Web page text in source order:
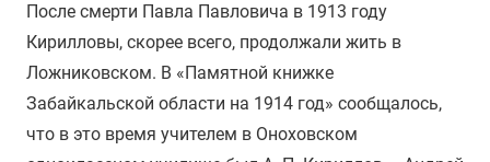
После смерти Павла Павловича в 1913 году
Кирилловы, скорее всего, продолжали жить в
Ложниковском. В «Памятной книжке
Забайкальской области на 1914 год» сообщалось,
что в это время учителем в Оноховском